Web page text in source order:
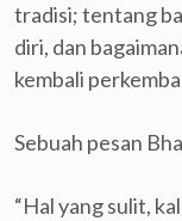
tradisi; tentang
diri, dan
kembali
Sebuah pesan
“Hal yang sulit,